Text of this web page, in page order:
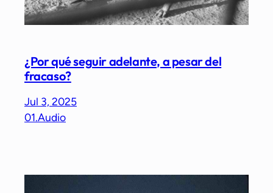
¿Por qué seguir adelante, a pesar del
fracaso?
Jul 3, 2025
01.Audio